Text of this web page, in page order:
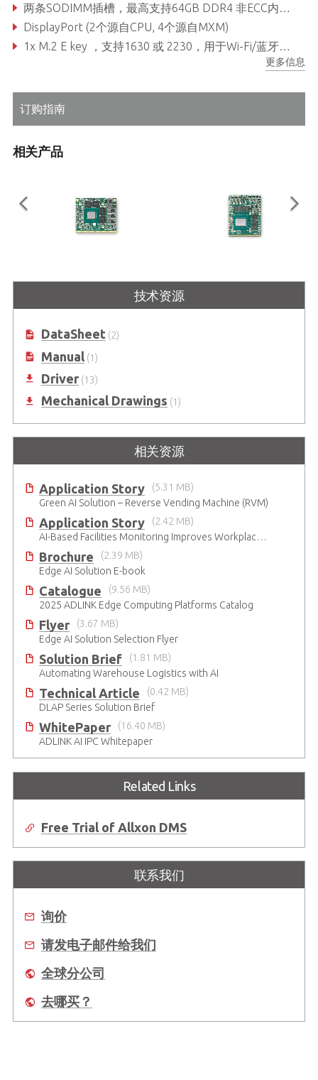
两条SODIMM插槽，最高支持64GB DDR4 非ECC内存 (取决于 CPU)
DisplayPort (2个源自CPU, 4个源自MXM)
1x M.2 E key ，支持1630 或 2230，用于Wi-Fi/蓝牙模块, 1x M.2 B key，支持2242或2280，用于SATA存储模块 1x M.2 M key，支持2242或2280，用于SATA/PCIe x4存储模块
更多信息
订购指南
相关产品
Embedded T1000 的MXM模块
移动PCI Express模块与
NVIDIA®Quadro®嵌入式RTX3000
技术资源
DataSheet(2)
Manual(1)
Driver(13)
Mechanical Drawings (1)
相关资源
Application Story
(5.31 MB)
Green AI Solution – Reverse Vending Machine (RVM)
Application Story
(2.42 MB)
AI-Based Facilities Monitoring Improves Workplace Safety
Brochure
(2.39 MB)
Edge AI Solution E-book
Catalogue
(9.56 MB)
2025 ADLINK Edge Computing Platforms Catalog
Flyer
(3.67 MB)
Edge AI Solution Selection Flyer
Solution Brief
(1.81 MB)
Automating Warehouse Logistics with AI
Technical Article
(0.42 MB)
DLAP Series Solution Brief
WhitePaper
(16.40 MB)
ADLINK AI IPC Whitepaper
Related Links
Free Trial of Allxon DMS
联系我们
询价
请发电子邮件给我们
全球分公司
去哪买？